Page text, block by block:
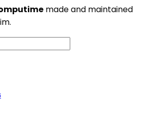
made and maintained